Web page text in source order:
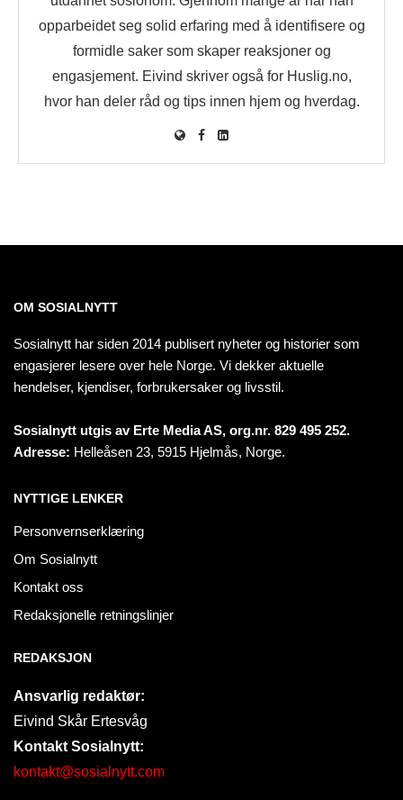
opparbeidet seg solid erfaring med å identifisere og
formidle saker som skaper reaksjoner og
engasjement. Eivind skriver også for Huslig.no,
hvor han deler råd og tips innen hjem og hverdag.
OM SOSIALNYTT
Sosialnytt har siden 2014 publisert nyheter og historier som
engasjerer lesere over hele Norge. Vi dekker aktuelle
hendelser, kjendiser, forbrukersaker og livsstil.
Sosialnytt utgis av Erte Media AS, org.nr. 829 495 252.
Adresse: Helleåsen 23, 5915 Hjelmås, Norge.
NYTTIGE LENKER
Personvernserklæring
Om Sosialnytt
Kontakt oss
Redaksjonelle retningslinjer
REDAKSJON
Ansvarlig redaktør:
Eivind Skår Ertesvåg
Kontakt Sosialnytt:
kontakt@sosialnytt.com